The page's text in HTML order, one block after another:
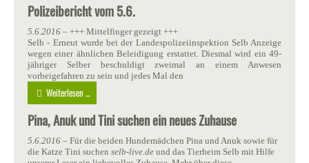
Polizeibericht vom 5.6.
5.6.2016 – +++ Mittelfinger gezeigt +++
Selb - Erneut wurde bei der Landespolizeiinspektion Selb Anzeige
wegen einer ähnlichen Beleidigung erstattet. Diesmal wird ein 49-
jähriger Selber beschuldigt zweimal an einem Anwesen
vorbeigefahren zu sein und jedes Mal den
Weiterlesen ...
Pina, Anuk und Tini suchen ein neues Zuhause
5.6.2016 – Für die beiden Hundemädchen Pina und Anuk sowie für
die Katze Tini suchen selb-live.de und das Tierheim Selb mit Hilfe